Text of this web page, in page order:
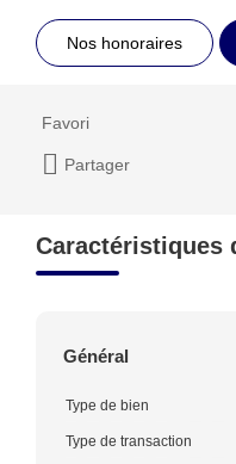
Nos honoraires
Favori
Partager
Caractéristiques
Général
Type de bien
Type de transaction